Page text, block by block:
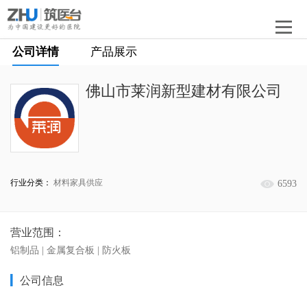
公司详情 产品展示
佛山市莱润新型建材有限公司
行业分类： 材料家具供应 6593
营业范围：
铝制品 | 金属复合板 | 防火板
公司信息